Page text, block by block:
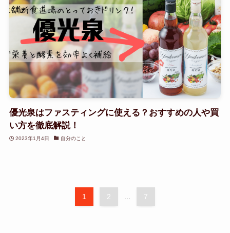
優光泉はファスティングに使える？おすすめの人や買
い方を徹底解説！
2023年1月4日 自分のこと
1 2 ... 7